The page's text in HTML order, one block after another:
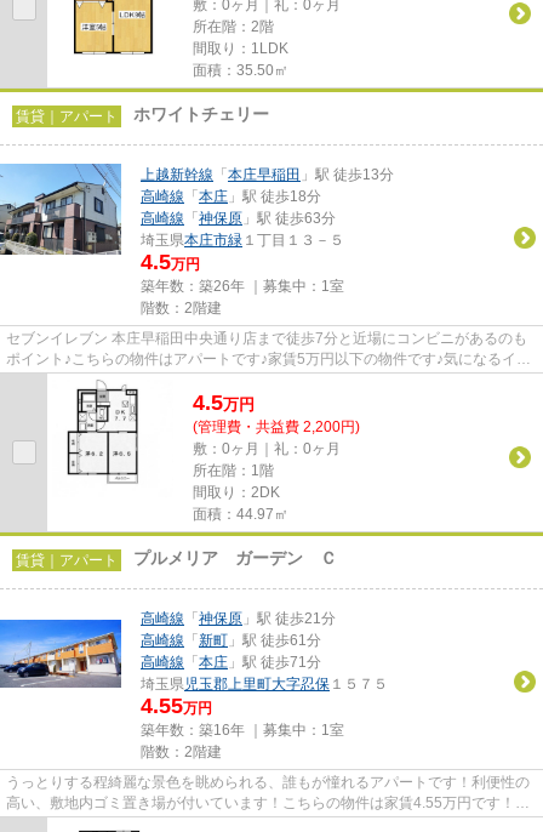
敷：0ヶ月｜礼：0ヶ月
所在階：2階
間取り：1LDK
面積：35.50㎡
賃貸｜アパート ホワイトチェリー
上越新幹線 「 本庄早稲田 」駅 徒歩13分
高崎線 「 本庄 」駅 徒歩18分
高崎線 「 神保原 」駅 徒歩63分
埼玉県本庄市緑 １丁目１３－５
4.5万円
築年数：築26年 ｜募集中： 1室
階数：2階建
セブンイレブン 本庄早稲田中央通り店まで徒歩7分と近場にコンビニがあるのも
ポイント♪こちらの物件はアパートです♪家賃5万円以下の物件です♪気になるイチ
オシ物件情報：「ホワイトチ...
4.5万円
(管理費・共益費 2,200円)
敷：0ヶ月｜礼：0ヶ月
所在階：1階
間取り：2DK
面積：44.97㎡
賃貸｜アパート プルメリア ガーデン Ｃ
高崎線 「 神保原 」駅 徒歩21分
高崎線 「 新町 」駅 徒歩61分
高崎線 「 本庄 」駅 徒歩71分
埼玉県児玉郡上里町大字忍保 １５７５
4.55万円
築年数：築16年 ｜募集中： 1室
階数：2階建
うっとりする程綺麗な景色を眺められる、誰もが憧れるアパートです！利便性の
高い、敷地内ゴミ置き場が付いています！こちらの物件は家賃4.55万円です！こ